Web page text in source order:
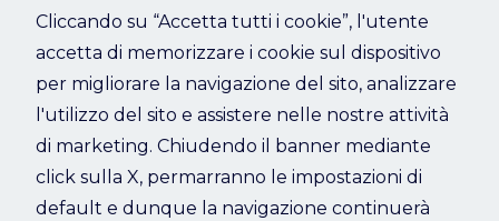
Refresh
Cliccando su “Accetta tutti i cookie”, l'utente
accetta di memorizzare i cookie sul dispositivo
per migliorare la navigazione del sito, analizzare
l'utilizzo del sito e assistere nelle nostre attività
di marketing. Chiudendo il banner mediante
click sulla X, permarranno le impostazioni di
default e dunque la navigazione continuerà